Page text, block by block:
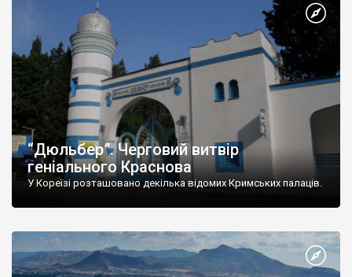
“Дюльбер”. Черговий витвір
геніального Краснова
У Кореїзі розташовано декілька відомих Кримських палаців.